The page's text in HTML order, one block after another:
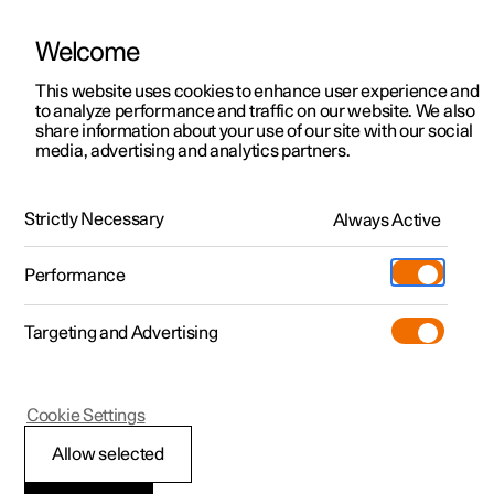
Polestar 2
Polestar 3
Polestar 4
Pre-owned
Kauppa
Lisää
Tutustu Polestar 2
Koeajo
Tutustu Polestar 3
Koeajo
Tutustu Polestar 4
Koeajo
Pre-owned edut
Kampanjat
Kampanjat
Yrityskampanjat
Toimitusvalmiit autot
Tilaa nyt
Pre-owned
Koeajo
Extras
(Avautuu uuteen ikkunaan)
Tapahtumat
Yritysautot
Sijainnit
Huoltopisteet
Omistajuus
Asiakaspalvelu
Tietoa Polestarista
Ajankohtaiset kampanjat ja tarjoukset
Polestar 3
4,99 % rahoituskorko Polestar 3 -malleihin. Osamaksu
alkaen 699 €/kk.
Suunnittele Polestar 3 Katso toimitusvalmiit autot
Welcome
This website uses cookies to enhance user experience and
to analyze performance and traffic on our website. We also
share information about your use of our site with our social
media, advertising and analytics partners.
Strictly Necessary Always Active
Performance
Targeting and Advertising
Allow selected
Cookie Settings